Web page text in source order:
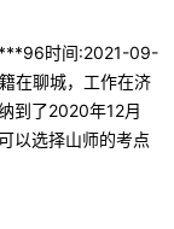
时间:2021-09-
在聊城，工作在济
到了2020年12月
以选择山师的考点